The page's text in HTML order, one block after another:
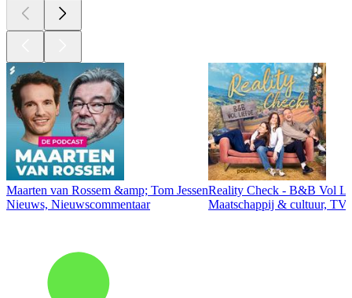
Maarten van Rossem &amp; Tom Jessen
Nieuws, Nieuwscommentaar
Reality Check - B&B Vol
Maatschappij & cultuur,